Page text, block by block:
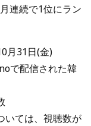
連続で1位にラン
月31日(金)
で配信された韓
いては、視聴数が